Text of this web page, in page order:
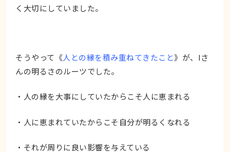
く大切にしていました。
そうやって《人との縁を積み重ねてきたこと》が、Iさ
んの明るさのルーツでした。
・人の縁を大事にしていたからこそ人に恵まれる
・人に恵まれていたからこそ自分が明るくなれる
・それが周りに良い影響を与えている